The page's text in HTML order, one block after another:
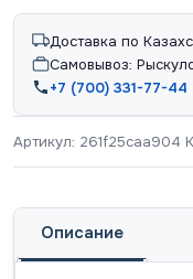
Доставка по
Самовывоз:
+7 (700) 331-77-44
Артикул: 261f25caa904
Описание